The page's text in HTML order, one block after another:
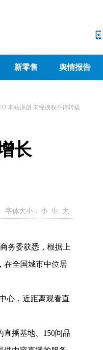
新零售 舆情报告
本站原创 未经授权不得转载
长
字体大小： 小 中 大
务委获悉，根据上
在全国城市中位居
心，近距离观看直
播基地、150间品